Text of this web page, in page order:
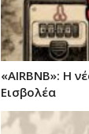
«AIRBNB»: Η
Εισβολέα